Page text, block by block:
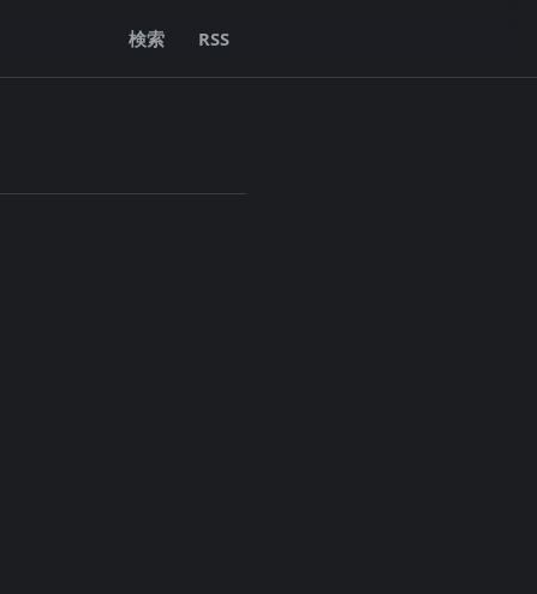
検索 RSS